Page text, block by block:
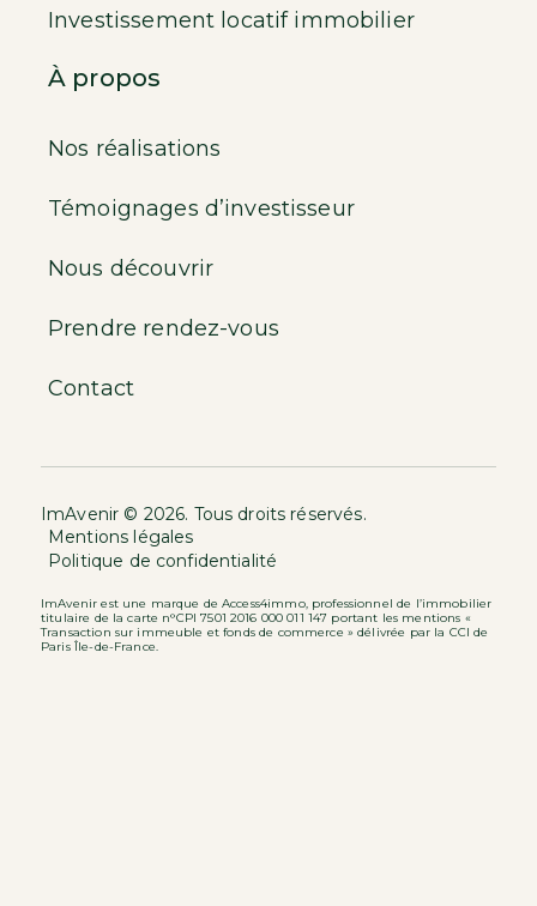
Investissement locatif immobilier
À propos
Nos réalisations
Témoignages d’investisseur
Nous découvrir
Prendre rendez-vous
Contact
ImAvenir © 2026. Tous droits réservés.
Mentions légales
Politique de confidentialité
ImAvenir est une marque de Access4immo, professionnel de l’immobilier
titulaire de la carte n°CPI 7501 2016 000 011 147 portant les mentions «
Transaction sur immeuble et fonds de commerce » délivrée par la CCI de
Paris Île-de-France.